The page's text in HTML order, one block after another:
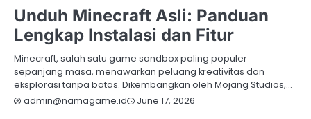
Unduh Minecraft Asli: Panduan
Lengkap Instalasi dan Fitur
Minecraft, salah satu game sandbox paling populer
sepanjang masa, menawarkan peluang kreativitas dan
eksplorasi tanpa batas. Dikembangkan oleh Mojang Studios,…
admin@namagame.id
June 17, 2026